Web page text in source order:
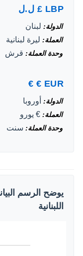
LBP
£ ل.ل
الدولة لبنان
العملة ليرة لبنانية
وحدة العملة قرش
EUR
€
€
الدولة أوروبا
العملة € يورو
وحدة العملة سنت
يوضح الرسم
اللبنانية